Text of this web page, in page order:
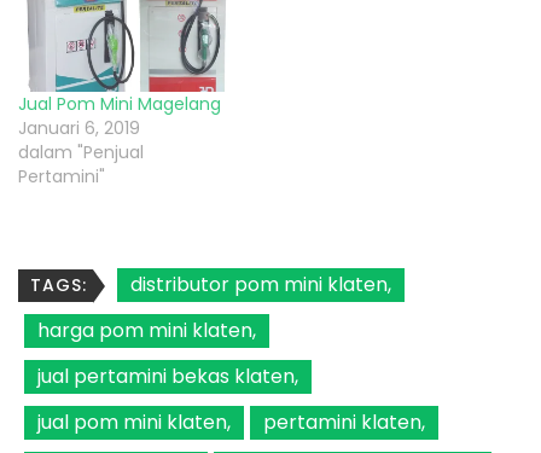
Jual Pom Mini Magelang
Januari 6, 2019
dalam "Penjual
Pertamini"
TAGS:
distributor pom mini klaten
harga pom mini klaten
jual pertamini bekas klaten
jual pom mini klaten
pertamini klaten